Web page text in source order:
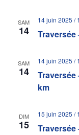
SAM
14 Traversée
14 juin 2025 /
SAM
14
Traversée
km
14 juin 2025 /
DIM
15 Traversée
15 juin 2025 /